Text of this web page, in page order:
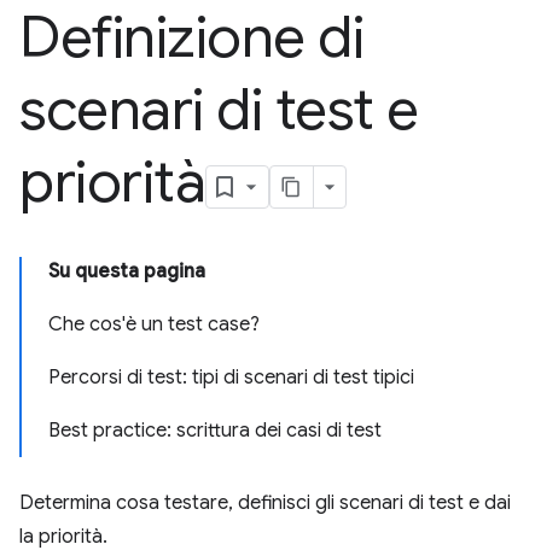
Definizione di
scenari di test e
priorità
Su questa pagina
Che cos'è un test case?
Percorsi di test: tipi di scenari di test tipici
Best practice: scrittura dei casi di test
Determina cosa testare, definisci gli scenari di test e dai
la priorità.